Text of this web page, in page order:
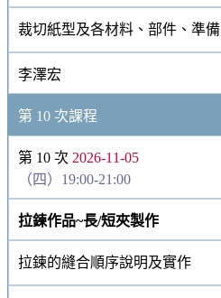
裁切紙型及各材料、部件、準備
李澤宏
第 10 次課程
第 10 次 2026-11-05
（四）19:00-21:00
拉鍊作品~長/短夾製作
拉鍊的縫合順序說明及實作